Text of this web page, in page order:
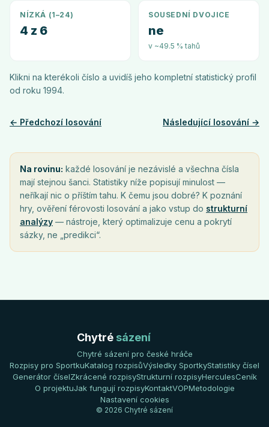
NÍZKÁ (1–24)
4 z 6
SOUSEDNÍ DVOJICE
ne
v ~49.5 % tahů
Klikni na kterékoli číslo a uvidíš jeho kompletní statistický profil
od roku 1994.
← Předchozí losování Následující losování →
Na rovinu: každé losování je nezávislé a všechna čísla
mají stejnou šanci. Statistiky níže popisují minulost —
neříkají nic o příštím tahu. K čemu jsou dobré? K poznání
hry, ověření férovosti losování a jako vstup do strukturní
analýzy — nástroje, který optimalizuje cenu a pokrytí
sázky, ne „predikci“.
Chytré sázení
Chytré sázení pro české hráče
Rozpisy pro SportkuKatalog rozpisůVýsledky SportkyStatistiky čísel
Generátor číselZkrácené rozpisyStrukturní rozpisyHerculesCeník
O projektuJak fungují rozpisyKontaktVOPMetodologie
Nastavení cookies
© 2026 Chytré sázení